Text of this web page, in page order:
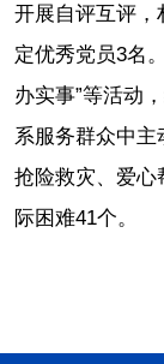
开展自评互评，
定优秀党员3名
办实事”等活动
系服务群众中
抢险救灾、爱心
际困难41个。